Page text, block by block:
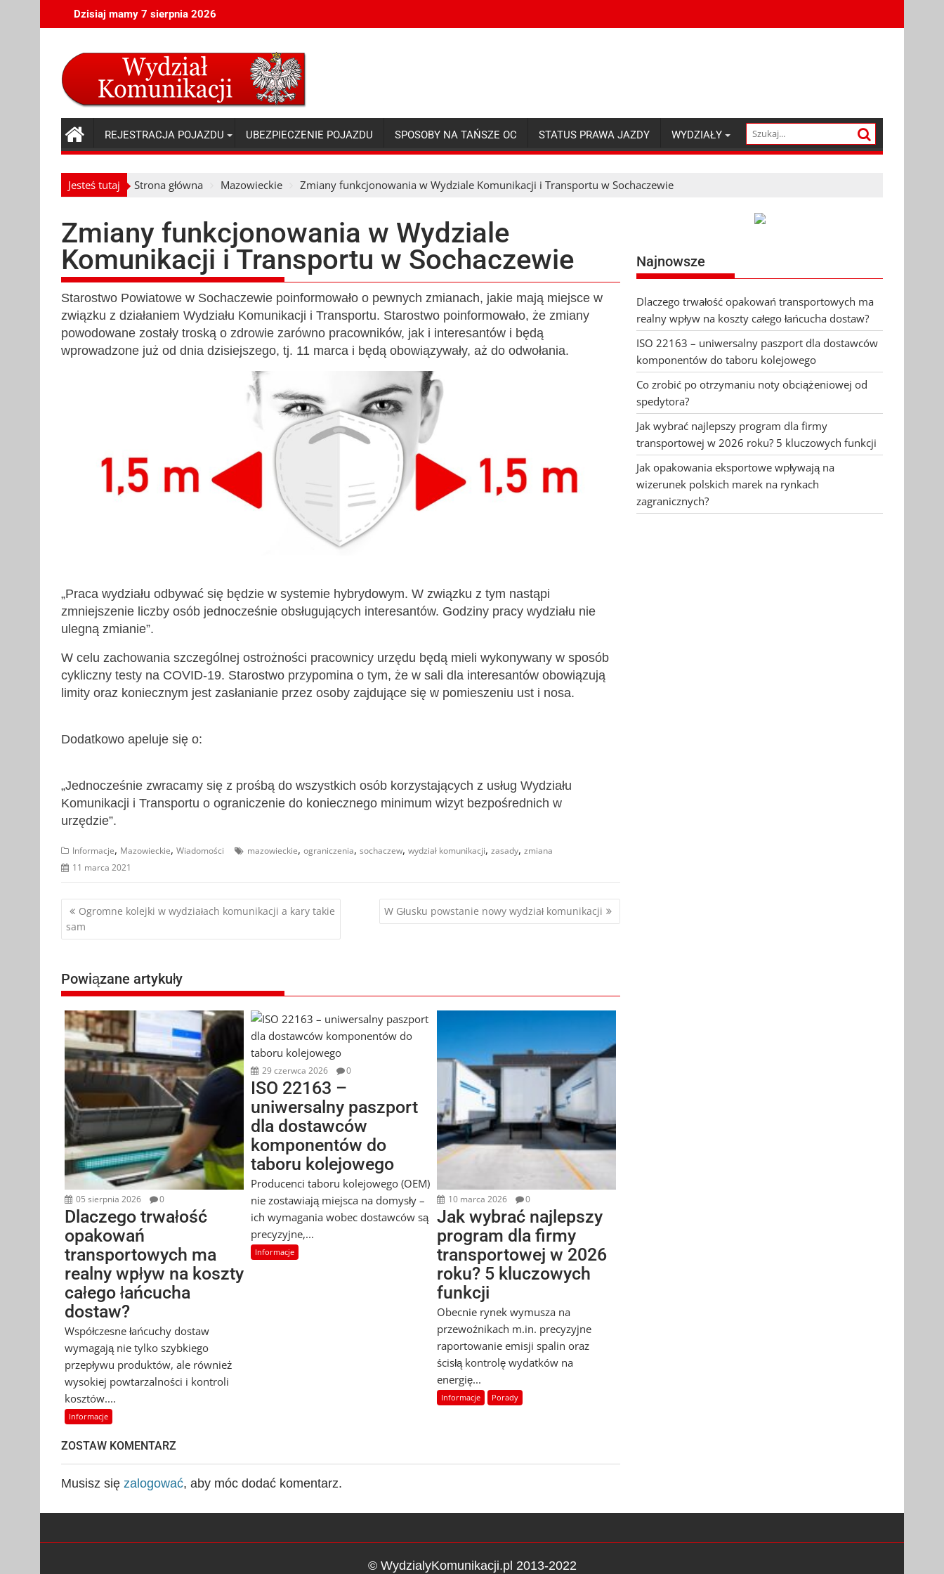
to
Dzisiaj mamy 7 sierpnia 2026
REJESTRACJA POJAZDU UBEZPIECZENIE POJAZDU SPOSOBY NA TAŃSZE OC STATUS PRAWA JAZDY WYDZIAŁY
Jesteś tutaj Strona główna Mazowieckie Zmiany funkcjonowania w Wydziale Komunikacji i Transportu w Sochaczewie
Zmiany funkcjonowania w Wydziale
Komunikacji i Transportu w Sochaczewie
Starostwo Powiatowe w Sochaczewie poinformowało o pewnych zmianach, jakie mają miejsce w
związku z działaniem Wydziału Komunikacji i Transportu. Starostwo poinformowało, że zmiany
powodowane zostały troską o zdrowie zarówno pracowników, jak i interesantów i będą
wprowadzone już od dnia dzisiejszego, tj. 11 marca i będą obowiązywały, aż do odwołania.
„Praca wydziału odbywać się będzie w systemie hybrydowym. W związku z tym nastąpi
zmniejszenie liczby osób jednocześnie obsługujących interesantów. Godziny pracy wydziału nie
ulegną zmianie”.
W celu zachowania szczególnej ostrożności pracownicy urzędu będą mieli wykonywany w sposób
cykliczny testy na COVID-19. Starostwo przypomina o tym, że w sali dla interesantów obowiązują
limity oraz koniecznym jest zasłanianie przez osoby zajdujące się w pomieszeniu ust i nosa.
Dodatkowo apeluje się o:
„Jednocześnie zwracamy się z prośbą do wszystkich osób korzystających z usług Wydziału
Komunikacji i Transportu o ograniczenie do koniecznego minimum wizyt bezpośrednich w
urzędzie”.
Informacje, Mazowieckie, Wiadomości mazowieckie, ograniczenia, sochaczew, wydział komunikacji, zasady, zmiana
11 marca 2021
Nawigacja
wpisu
Ogromne kolejki w wydziałach komunikacji a kary takie
sam
W Głusku powstanie nowy wydział komunikacji
Powiązane artykuły
05 sierpnia 2026 0
Dlaczego trwałość
opakowań
transportowych ma
realny wpływ na koszty
całego łańcucha
dostaw?
Współczesne łańcuchy dostaw
wymagają nie tylko szybkiego
przepływu produktów, ale również
wysokiej powtarzalności i kontroli
kosztów....
Informacje
29 czerwca 2026 0
ISO 22163 –
uniwersalny paszport
dla dostawców
komponentów do
taboru kolejowego
Producenci taboru kolejowego (OEM)
nie zostawiają miejsca na domysły –
ich wymagania wobec dostawców są
precyzyjne,...
Informacje
10 marca 2026 0
Jak wybrać najlepszy
program dla firmy
transportowej w 2026
roku? 5 kluczowych
funkcji
Obecnie rynek wymusza na
przewoźnikach m.in. precyzyjne
raportowanie emisji spalin oraz
ścisłą kontrolę wydatków na
energię...
Informacje Porady
ZOSTAW KOMENTARZ
Musisz się zalogować, aby móc dodać komentarz.
Najnowsze
Dlaczego trwałość opakowań transportowych ma
realny wpływ na koszty całego łańcucha dostaw?
ISO 22163 – uniwersalny paszport dla dostawców
komponentów do taboru kolejowego
Co zrobić po otrzymaniu noty obciążeniowej od
spedytora?
Jak wybrać najlepszy program dla firmy
transportowej w 2026 roku? 5 kluczowych funkcji
Jak opakowania eksportowe wpływają na
wizerunek polskich marek na rynkach
zagranicznych?
© WydzialyKomunikacji.pl 2013-2022